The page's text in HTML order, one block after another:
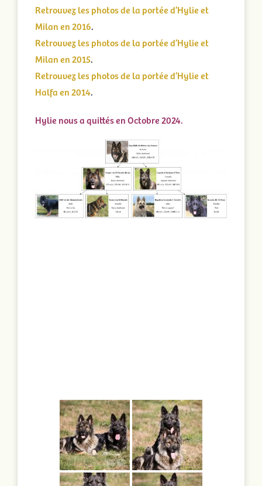
Retrouvez les photos de la portée d’Hylie et
Milan en 2016.
Retrouvez les photos de la portée d’Hylie et
Milan en 2015.
Retrouvez les photos de la portée d’Hylie et
Halfa en 2014.
Hylie nous a quittés en Octobre 2024.